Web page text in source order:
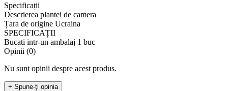
Specificații
Descrierea plantei de camera
Țara de origine Ucraina
SPECIFICAȚII
Bucati intr-un ambalaj 1 buc
Opinii (0)
Nu sunt opinii despre acest produs.
+ Spune-ţi opinia